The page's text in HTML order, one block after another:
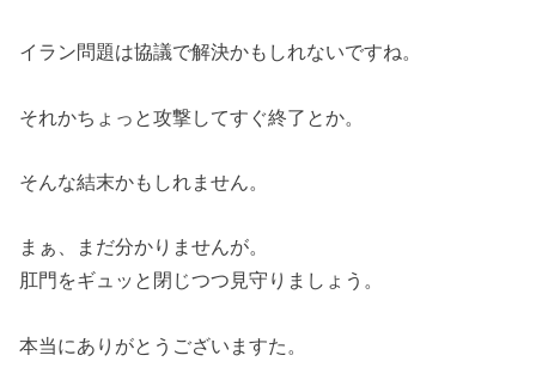
イラン問題は協議で解決かもしれないですね。
それかちょっと攻撃してすぐ終了とか。
そんな結末かもしれません。
まぁ、まだ分かりませんが。
肛門をギュッと閉じつつ見守りましょう。
本当にありがとうございますた。